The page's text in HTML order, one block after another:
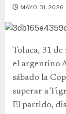
MAYO 31, 2026
Toluca, 31
el argentino
sábado la
superar a
El partido,